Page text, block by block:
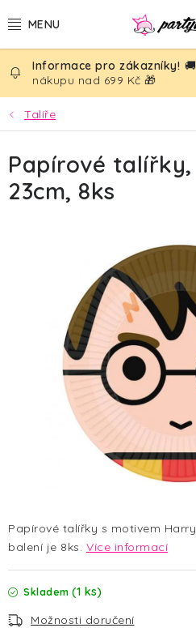
na
BALÓNKY
PÁRTY DEKORACE
PÁRTY DOPLŇKY
TÉMATA
AKČNÍ CENY!
HALLOWEEN
SILVESTR
Hodnocení obchodu
nákupu nad 699 Kč 🎁
Talíře
Papírové talířky s motivem
balení je 8ks. Více informací
Skladem (1 ks)
Možnosti doručení
Papírové
23cm, 8ks